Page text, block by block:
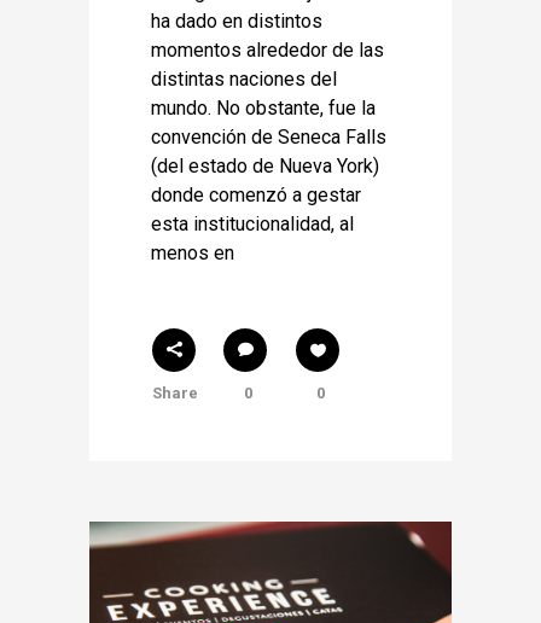
ha dado en distintos
momentos alrededor de las
distintas naciones del
mundo. No obstante, fue la
convención de Seneca Falls
(del estado de Nueva York)
donde comenzó a gestar
esta institucionalidad, al
menos en
Share 0 0